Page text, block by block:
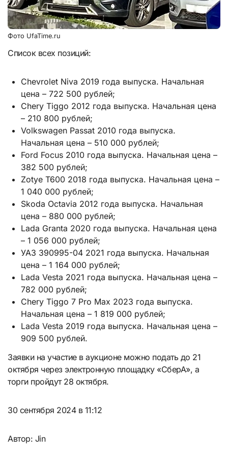
Фото UfaTime.ru
Список всех позиций:
Chevrolet Niva 2019 года выпуска. Начальная
цена – 722 500 рублей;
Chery Tiggo 2012 года выпуска. Начальная цена
– 210 800 рублей;
Volkswagen Passat 2010 года выпуска.
Начальная цена – 510 000 рублей;
Ford Focus 2010 года выпуска. Начальная цена –
382 500 рублей;
Zotye T600 2018 года выпуска. Начальная цена –
1 040 000 рублей;
Skoda Octavia 2012 года выпуска. Начальная
цена – 880 000 рублей;
Lada Granta 2020 года выпуска. Начальная цена
– 1 056 000 рублей;
УАЗ 390995-04 2021 года выпуска. Начальная
цена – 1 164 000 рублей;
Lada Vesta 2021 года выпуска. Начальная цена –
782 000 рублей;
Chery Tiggo 7 Pro Max 2023 года выпуска.
Начальная цена – 1 819 000 рублей;
Lada Vesta 2019 года выпуска. Начальная цена –
909 500 рублей.
Заявки на участие в аукционе можно подать до 21
октября через электронную площадку «СберА», а
торги пройдут 28 октября.
30 сентября 2024 в 11:12
Автор: Jin